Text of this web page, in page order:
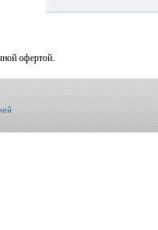
офертой.